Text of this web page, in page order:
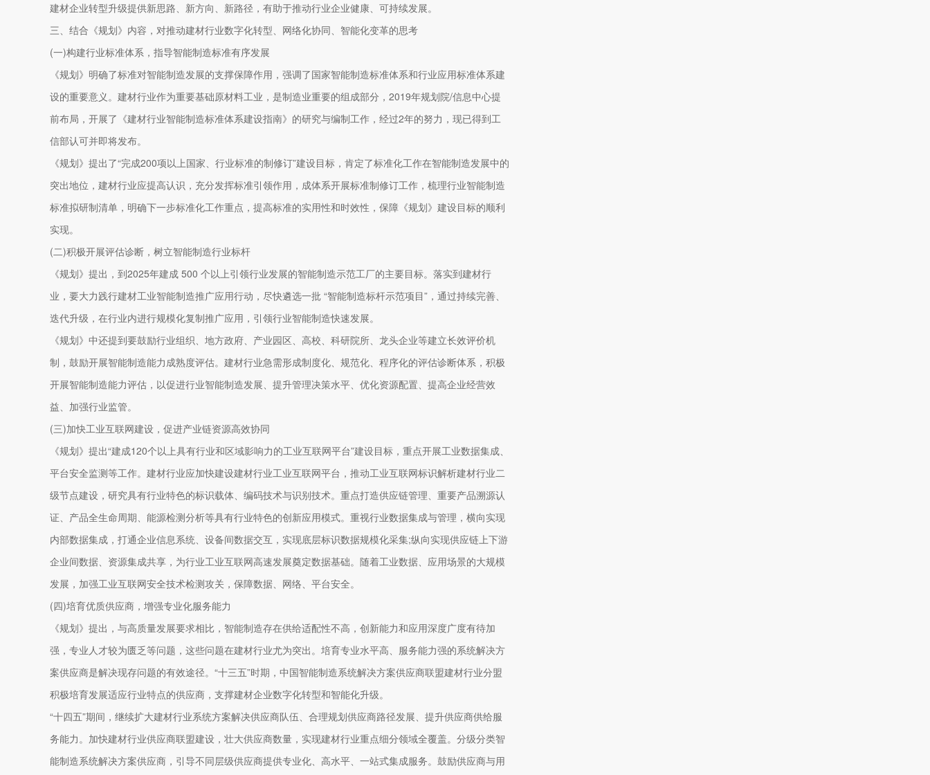
建材企业转型升级提供新思路、新方向、新路径，有助于推动行业企业健康、可持续发展。
三、结合《规划》内容，对推动建材行业数字化转型、网络化协同、智能化变革的思考
(一)构建行业标准体系，指导智能制造标准有序发展
《规划》明确了标准对智能制造发展的支撑保障作用，强调了国家智能制造标准体系和行业应用标准体系建
设的重要意义。建材行业作为重要基础原材料工业，是制造业重要的组成部分，2019年规划院/信息中心提
前布局，开展了《建材行业智能制造标准体系建设指南》的研究与编制工作，经过2年的努力，现已得到工
信部认可并即将发布。
《规划》提出了“完成200项以上国家、行业标准的制修订”建设目标，肯定了标准化工作在智能制造发展中的
突出地位，建材行业应提高认识，充分发挥标准引领作用，成体系开展标准制修订工作，梳理行业智能制造
标准拟研制清单，明确下一步标准化工作重点，提高标准的实用性和时效性，保障《规划》建设目标的顺利
实现。
(二)积极开展评估诊断，树立智能制造行业标杆
《规划》提出，到2025年建成 500 个以上引领行业发展的智能制造示范工厂的主要目标。落实到建材行
业，要大力践行建材工业智能制造推广应用行动，尽快遴选一批 “智能制造标杆示范项目”，通过持续完善、
迭代升级，在行业内进行规模化复制推广应用，引领行业智能制造快速发展。
《规划》中还提到要鼓励行业组织、地方政府、产业园区、高校、科研院所、龙头企业等建立长效评价机
制，鼓励开展智能制造能力成熟度评估。建材行业急需形成制度化、规范化、程序化的评估诊断体系，积极
开展智能制造能力评估，以促进行业智能制造发展、提升管理决策水平、优化资源配置、提高企业经营效
益、加强行业监管。
(三)加快工业互联网建设，促进产业链资源高效协同
《规划》提出“建成120个以上具有行业和区域影响力的工业互联网平台”建设目标，重点开展工业数据集成、
平台安全监测等工作。建材行业应加快建设建材行业工业互联网平台，推动工业互联网标识解析建材行业二
级节点建设，研究具有行业特色的标识载体、编码技术与识别技术。重点打造供应链管理、重要产品溯源认
证、产品全生命周期、能源检测分析等具有行业特色的创新应用模式。重视行业数据集成与管理，横向实现
内部数据集成，打通企业信息系统、设备间数据交互，实现底层标识数据规模化采集;纵向实现供应链上下游
企业间数据、资源集成共享，为行业工业互联网高速发展奠定数据基础。随着工业数据、应用场景的大规模
发展，加强工业互联网安全技术检测攻关，保障数据、网络、平台安全。
(四)培育优质供应商，增强专业化服务能力
《规划》提出，与高质量发展要求相比，智能制造存在供给适配性不高，创新能力和应用深度广度有待加
强，专业人才较为匮乏等问题，这些问题在建材行业尤为突出。培育专业水平高、服务能力强的系统解决方
案供应商是解决现存问题的有效途径。“十三五”时期，中国智能制造系统解决方案供应商联盟建材行业分盟
积极培育发展适应行业特点的供应商，支撑建材企业数字化转型和智能化升级。
“十四五”期间，继续扩大建材行业系统方案解决供应商队伍、合理规划供应商路径发展、提升供应商供给服
务能力。加快建材行业供应商联盟建设，壮大供应商数量，实现建材行业重点细分领域全覆盖。分级分类智
能制造系统解决方案供应商，引导不同层级供应商提供专业化、高水平、一站式集成服务。鼓励供应商与用